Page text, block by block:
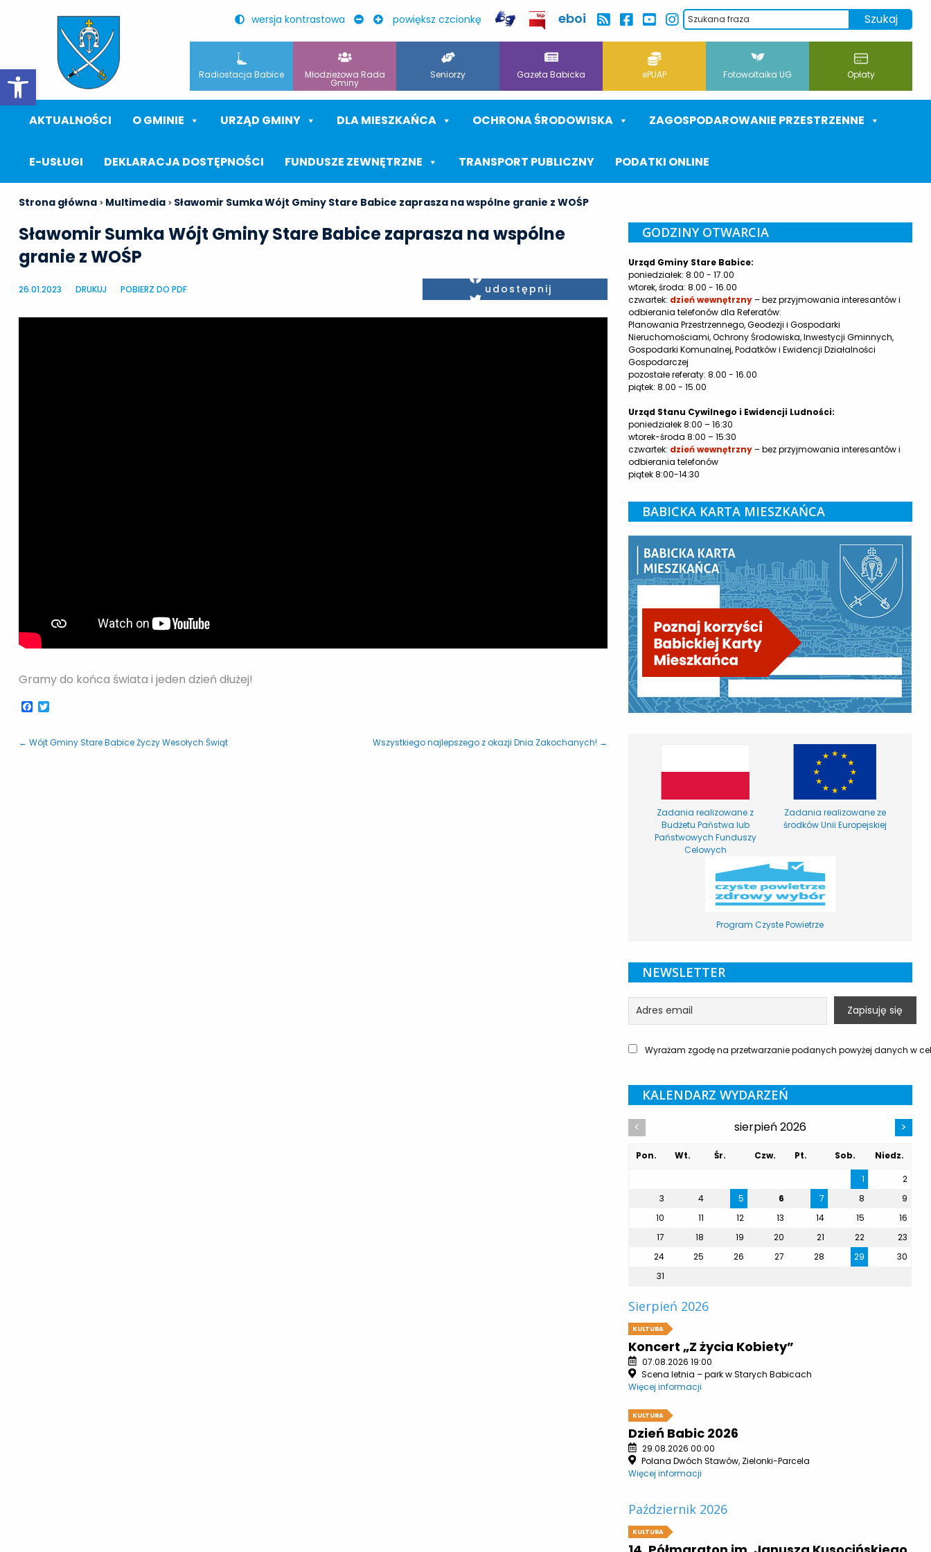
Otwórz pasek narzędzi
wersja kontrastowa powiększ czcionkę eboi
Radiostacja Babice Młodzieżowa Rada
Gminy
Seniorzy Gazeta Babicka ePUAP Fotowoltaika UG Opłaty
AKTUALNOŚCI O GMINIE URZĄD GMINY DLA MIESZKAŃCA OCHRONA ŚRODOWISKA ZAGOSPODAROWANIE PRZESTRZENNE
E-USŁUGI DEKLARACJA DOSTĘPNOŚCI FUNDUSZE ZEWNĘTRZNE TRANSPORT PUBLICZNY PODATKI ONLINE
Strona główna > Multimedia > Sławomir Sumka Wójt Gminy Stare Babice zaprasza na wspólne granie z WOŚP
Sławomir Sumka Wójt Gminy Stare Babice zaprasza na wspólne
granie z WOŚP
26.01.2023 DRUKUJ POBIERZ DO PDF
Twitter
udostępnij
Gramy do końca świata i jeden dzień dłużej!
Facebook
← Wójt Gminy Stare Babice Życzy Wesołych Świąt Wszystkiego najlepszego z okazji Dnia Zakochanych! →
GODZINY OTWARCIA
Urząd Gminy Stare Babice:
poniedziałek: 8.00 - 17.00
wtorek, środa: 8.00 - 16.00
czwartek: dzień wewnętrzny– bez przyjmowania interesantów i
odbierania telefonów dla Referatów:
Planowania Przestrzennego, Geodezji i Gospodarki
Nieruchomościami, Ochrony Środowiska, Inwestycji Gminnych,
Gospodarki Komunalnej, Podatków i Ewidencji Działalności
Gospodarczej
pozostałe referaty: 8.00 - 16.00
piątek: 8.00 - 15.00
Urząd Stanu Cywilnego i Ewidencji Ludności:
poniedziałek 8:00 – 16:30
wtorek-środa 8:00 – 15:30
czwartek: dzień wewnętrzny– bez przyjmowania interesantów i
odbierania telefonów
piątek 8:00-14:30
BABICKA KARTA MIESZKAŃCA
Zadania realizowane z
Budżetu Państwa lub
Państwowych Funduszy
Celowych
Zadania realizowane ze
środków Unii Europejskiej
Program Czyste Powietrze
NEWSLETTER
Wyrażam zgodę na przetwarzanie podanych powyżej danych w
KALENDARZ WYDARZEŃ
< sierpień 2026 >
Pon. Wt. Śr. Czw. Pt. Sob.
Niedz.
1
2
3
4 5 6 7 8
9
10
11 12 13 14 15
16
17
18 19 20 21 22
23
24
25 26 27 28 29
30
31
Sierpień 2026
KULTURA
Koncert „Z życia Kobiety”
07.08.2026 19:00
Scena letnia – park w Starych Babicach
Więcej informacji
KULTURA
Dzień Babic 2026
29.08.2026 00:00
Polana Dwóch Stawów, Zielonki-Parcela
Więcej informacji
Październik 2026
KULTURA